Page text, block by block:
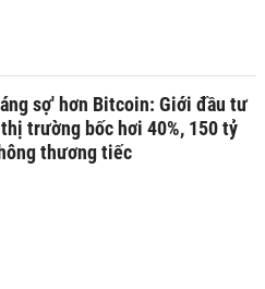
sợ' hơn Bitcoin: Giới đầu tư
trường bốc hơi 40%, 150 tỷ
thương tiếc